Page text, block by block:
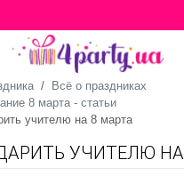
Всё о праздниках
8 марта - статьи
учителю на 8 марта
УЧИТЕЛЮ